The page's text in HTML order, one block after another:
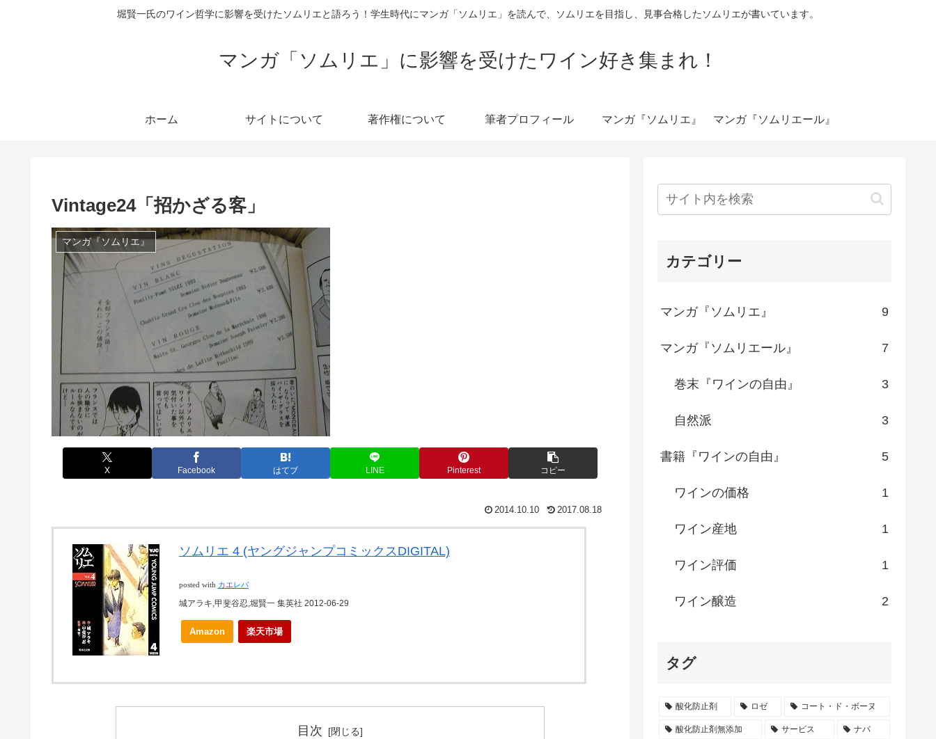
堀賢一氏のワイン哲学に影響を受けたソムリエと語ろう！学生時代にマンガ「ソムリエ」を読んで、ソムリエを目指し、見事合格したソムリエが書いています。
マンガ「ソムリエ」に影響を受けたワイン好き集まれ！
ホーム サイトについて 著作権について 筆者プロフィール マンガ『ソムリエ』 マンガ『ソムリエール』
Vintage24「招かざる客」
マンガ『ソムリエ』
X Facebook はてブ LINE Pinterest コピー
2014.10.10 2017.08.18
ソムリエ 4 (ヤングジャンプコミックスDIGITAL)
posted with カエレバ
城アラキ,甲斐谷忍,堀賢一 集英社 2012-06-29
Amazon 楽天市場
目次
カテゴリー
マンガ『ソムリエ』 9
マンガ『ソムリエール』 7
巻末『ワインの自由』 3
自然派 3
書籍『ワインの自由』 5
ワインの価格 1
ワイン産地 1
ワイン評価 1
ワイン醸造 2
タグ
酸化防止剤 ロゼ コート・ド・ボーヌ
酸化防止剤無添加 サービス ナパ